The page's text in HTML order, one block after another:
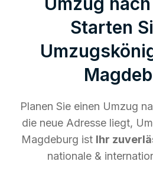
Starten
Planen Sie einen Umzug
die neue Adresse liegt,
Magdeburg ist Ihr
nationale &